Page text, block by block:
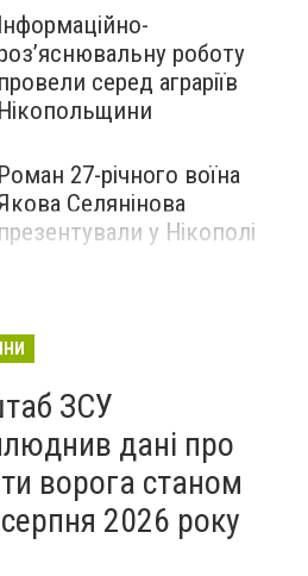
Інформаційно-
роботу
провели серед аграріїв
Нікопольщини
Роман 27-річного воїна
Селянінова
презентували у Нікополі
ЗСУ
дані про
ворога станом
2026 року